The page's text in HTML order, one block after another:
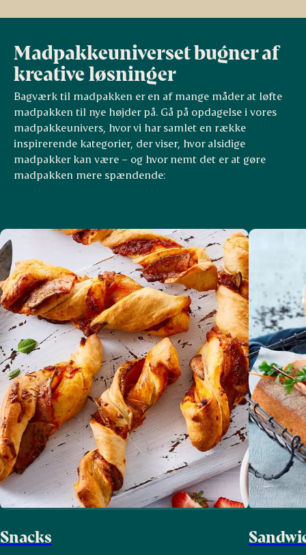
Madpakkeuniverset bugner af
kreative løsninger
Bagværk til madpakken er en af mange måder at løfte
madpakken til nye højder på. Gå på opdagelse i vores
madpakkeunivers, hvor vi har samlet en række
inspirerende kategorier, der viser, hvor alsidige
madpakker kan være – og hvor nemt det er at gøre
madpakken mere spændende:
Snacks